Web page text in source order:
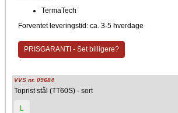
TermaTech
Forventet leveringstid: ca. 3-5 hverdage
PRISGARANTI - Set billigere?
VVS nr. 09684
Toprist stål (TT60S) - sort
L